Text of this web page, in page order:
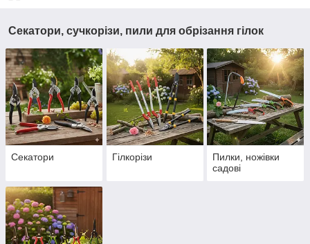
Секатори, сучкорізи, пили для обрізання гілок
Секатори Гілкорізи
Пилки, ножівки
садові